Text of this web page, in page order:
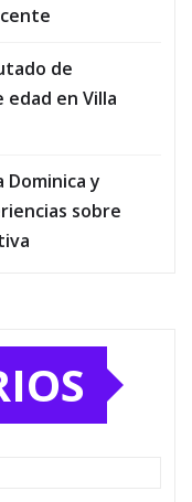
de
edad en Villa
Dominica y
sobre